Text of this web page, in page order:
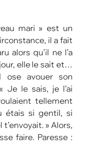
mari » est un
il a fait
alors qu’il ne l’a
elle le sait et…
avouer son
Je le sais, je l’ai
tellement
étais si gentil, si
» Alors,
faire. Paresse :